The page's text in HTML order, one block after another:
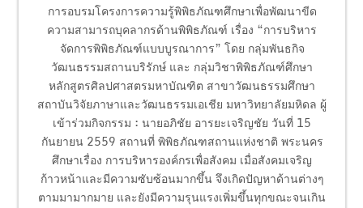
การอบรมโครงการความรู้พิพิธภัณฑศึกษาเพื่อพัฒนาขีด
ความสามารถบุคลากรด้านพิพิธภัณฑ์ เรื่อง “การบริหาร
จัดการพิพิธภัณฑ์แบบบูรณาการ” โดย กลุ่มพันธกิจ
วัฒนธรรมสถานบริรักษ์ และ กลุ่มวิชาพิพิธภัณฑ์ศึกษา
หลักสูตรศิลปศาสตรมหาบัณฑิต สาขาวัฒนธรรมศึกษา
สถาบันวิจัยภาษาและวัฒนธรรมเอเชีย มหาวิทยาลัยมหิดล ผู้
เข้าร่วมกิจกรรม : นายอภิชัย อารยะเจริญชัย วันที่ 15
กันยายน 2559 สถานที่ พิพิธภัณฑสถานแห่งชาติ พระนคร
ศึกษาเรื่อง การบริหารองค์กรเพื่อสังคม เมื่อสังคมเจริญ
ก้าวหน้าและมีความซับซ้อนมากขึ้น จึงเกิดปัญหาด้านต่างๆ
ตามมามากมาย และยังมีความรุนแรงเพิ่มขึ้นทุกขณะจนเกิน